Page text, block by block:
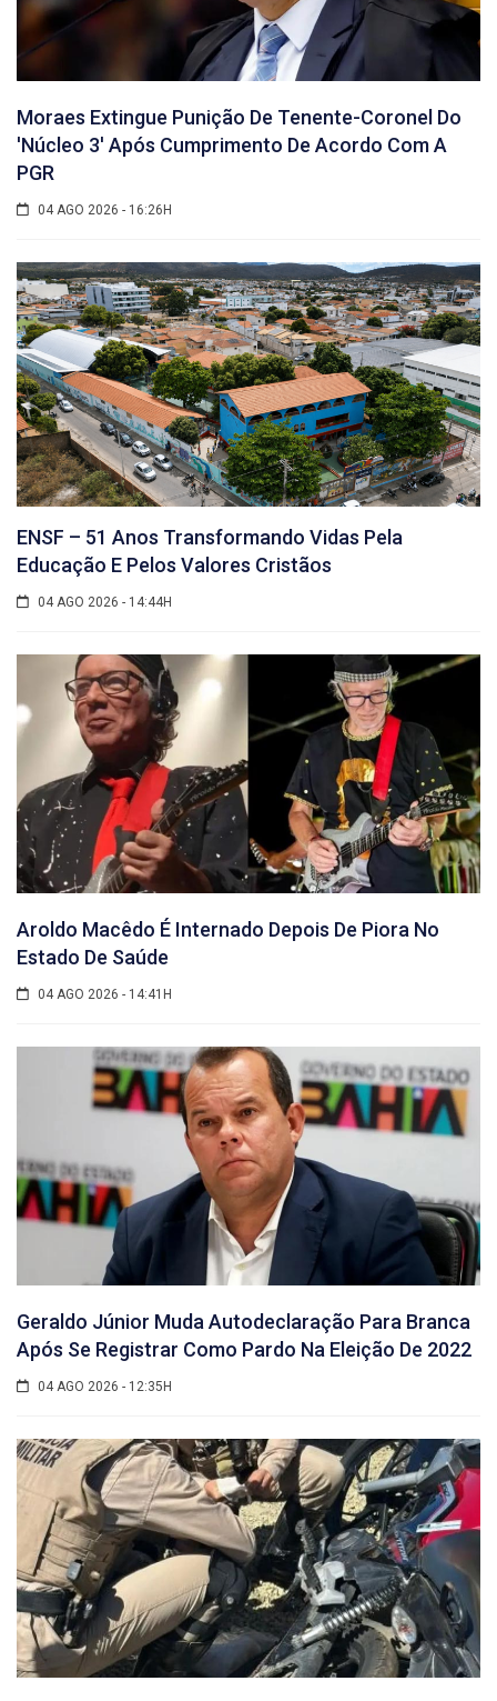
Moraes Extingue Punição De Tenente-Coronel Do
'núcleo 3' Após Cumprimento De Acordo Com A
PGR
04 AGO 2026 - 16:26H
ENSF – 51 Anos Transformando Vidas Pela
Educação E Pelos Valores Cristãos
04 AGO 2026 - 14:44H
Aroldo Macêdo É Internado Depois De Piora No
Estado De Saúde
04 AGO 2026 - 14:41H
Geraldo Júnior Muda Autodeclaração Para Branca
Após Se Registrar Como Pardo Na Eleição De 2022
04 AGO 2026 - 12:35H